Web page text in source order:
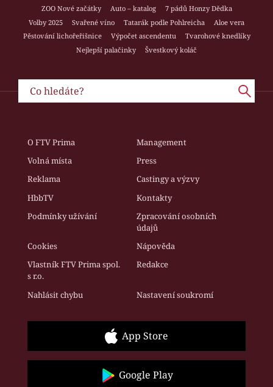
ZOO Nové začátky
Auto – katalog
7 pádů Honzy Dědka
Volby 2025
Svařené víno Tatarák podle Pohlreicha
Aloe vera
Pěstování lichořeřišnice
Výpočet ascendentu
Tvarohové knedlíky
Nejlepší palačinky
Švestkový koláč
O FTV Prima
Management
Volná místa
Press
Reklama
Castingy a výzvy
HbbTV
Kontakty
Podmínky užívání
Zpracování osobních
údajů
Cookies
Nápověda
Vlastník FTV Prima spol.
s r.o.
Redakce
Nahlásit chybu Nastavení soukromí
App Store
Google Play